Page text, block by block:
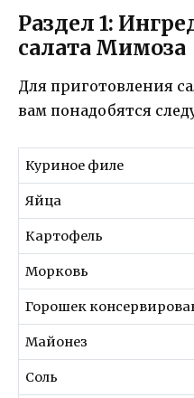
Раздел 1:
салата Мимоза
Для приготовления
вам понадобятся
Куриное филе
Яйца
Картофель
Морковь
Горошек
Майонез
Соль